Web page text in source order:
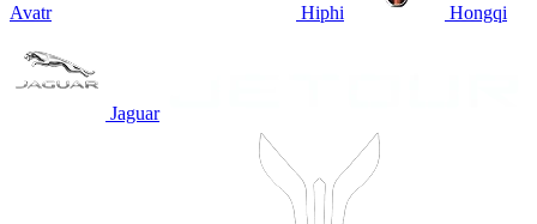
Avatr Hiphi Hongqi
Jaguar